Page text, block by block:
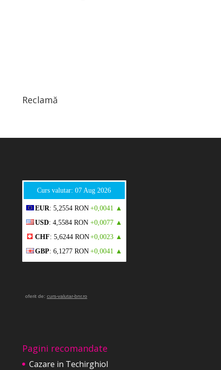
Reclamă
Curs valutar: 07 Aug 2026
EUR: 5,2554 RON +0,0041 ▲
USD: 4,5584 RON +0,0077 ▲
CHF: 5,6244 RON+0,0023 ▲
GBP: 6,1277 RON +0,0041 ▲
oferit de: curs-valutar-bnr.ro
Pagini recomandate
Cazare in Techirghiol